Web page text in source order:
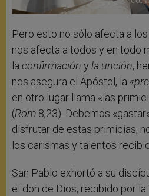
Pero esto no sólo afecta a
nos afecta a todos y en todo
la confirmación y la unción,
nos asegura el Apóstol, la
en otro lugar llama «las
(Rom 8,23). Debemos
disfrutar de estas primicias,
los carismas y talentos
San Pablo exhortó a su
el don de Dios, recibido por